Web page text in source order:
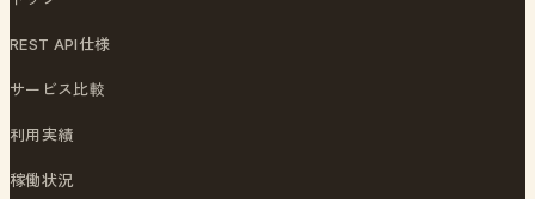
REST API仕様
サービス比較
利用実績
稼働状況